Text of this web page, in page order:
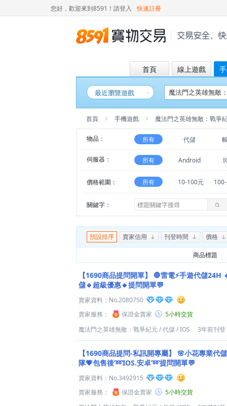
您好，歡迎來到8591！ 請登入 快速註冊
首頁 線上遊戲
最近瀏覽遊戲
首頁 手機遊戲 魔法門之英雄無敵：戰爭
物品： 所有 代儲
伺服器： 所有 Android
價格範圍： 所有 10-100元
關鍵字：
預設排序 賣家信用 刊登時間 價格
商品標題
【1690商品提問開單】
🛑雷電⚡️手遊代儲24H
儲🔹超級優惠🔸提問開單💬
賣家資料： No.2080750
賣家服務：
保證金賣家
5小時交貨
魔法門之英雄無敵：戰爭紀元/代儲/IOS 3年前刊登
【1690商品提問-私訊開專屬】
🌸小花專業代
隊💗包售後➿IOS.安卓➿提問開單💬
賣家資料： No.3492915
賣家服務：
保證金賣家
5小時交貨